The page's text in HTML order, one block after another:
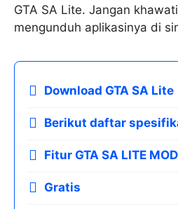
GTA SA Lite. Jangan
mengunduh aplikasinya di
Download GTA SA Lite
Berikut daftar
Fitur GTA SA LITE
Gratis